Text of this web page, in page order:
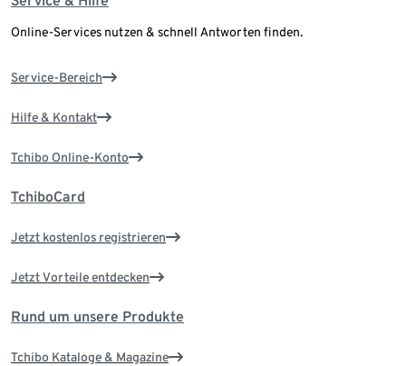
Online-Services nutzen & schnell Antworten finden.
Service-Bereich
Hilfe & Kontakt
Tchibo Online-Konto
TchiboCard
Jetzt kostenlos registrieren
Jetzt Vorteile entdecken
Rund um unsere Produkte
Tchibo Kataloge & Magazine